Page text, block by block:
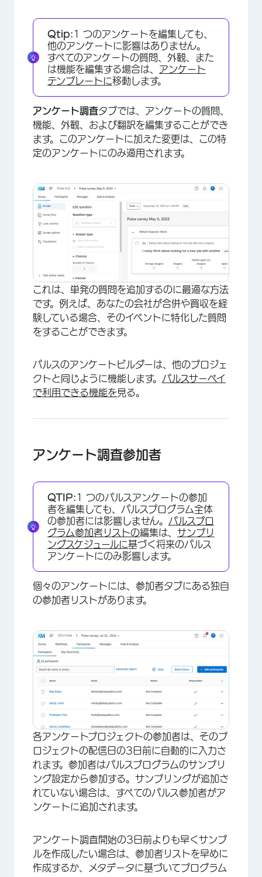
×
Qtip: 1 つのアンケートを編集しても、
他のアンケートに影響はありません。
すべてのアンケートの質問、外観、また
は機能を編集する場合は、 アンケート
テンプレートに移動します。
アンケート調査タブでは、アンケートの質問、
機能、外観、および翻訳を編集することができ
ます。このアンケートに加えた変更は、この特
定のアンケートにのみ適用されます。
×
これは、単発の質問を追加するのに最適な方法
です。例えば、あなたの会社が合併や買収を経
験している場合、そのイベントに特化した質問
をすることができます。
パルスのアンケートビルダーは、他のプロジェ
クトと同じように機能します。
パルスサーベイ
で利用できる機能を見る。
アンケート調査参加者
QTIP: 1 つのパルスアンケートの参加
者を編集しても、パルスプログラム全体
の参加者には影響しません。
パルスプロ
グラム参加者リストの編集は、 サンプリ
ングスケジュールに基づく将来のパルス
アンケートにのみ影響します。
個々のアンケートには、参加者タブにある独自
の参加者リストがあります。
各アンケートプロジェクトの参加者は、そのプ
ロジェクトの配信日の3日前に自動的に入力さ
れます。参加者はパルスプログラムのサンプリ
ング設定から参加する。サンプリングが追加さ
れていない場合は、すべてのパルス参加者がア
ンケートに追加されます。
アンケート調査開始の3日前よりも早くサンプ
ルを作成したい場合は、参加者リストを早めに
作成するか、メタデータに基づいてプログラム